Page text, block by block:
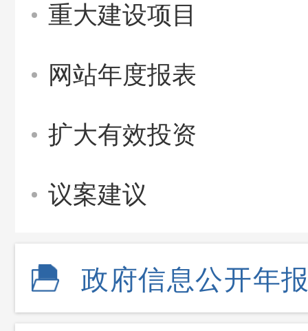
重大建设项目
网站年度报表
扩大有效投资
议案建议
政府信息公开年